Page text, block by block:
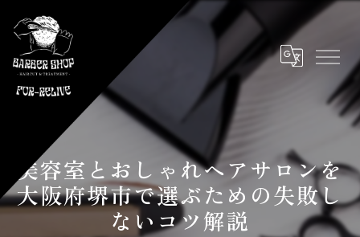
美容室とおしゃれヘアサロンを
大阪府堺市で選ぶための失敗し
ないコツ解説